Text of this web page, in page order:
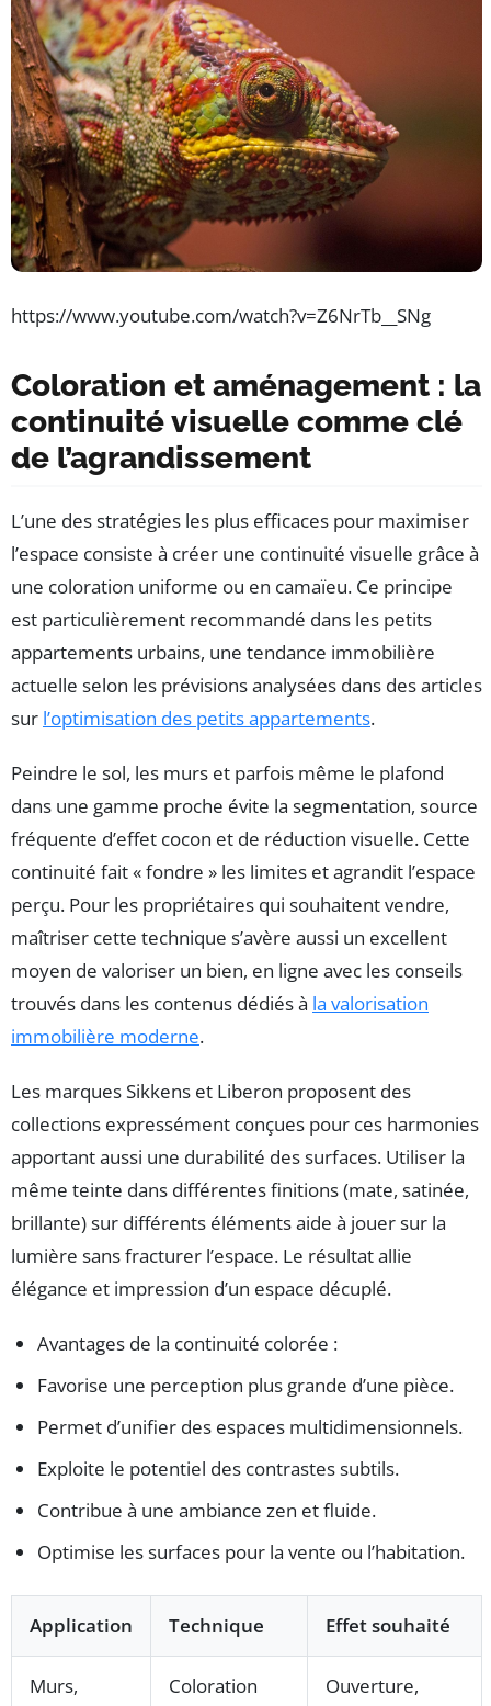
https://www.youtube.com/watch?v=Z6NrTb__SNg
Coloration et aménagement : la
continuité visuelle comme clé
de l’agrandissement
L’une des stratégies les plus efficaces pour maximiser
l’espace consiste à créer une continuité visuelle grâce à
une coloration uniforme ou en camaïeu. Ce principe
est particulièrement recommandé dans les petits
appartements urbains, une tendance immobilière
actuelle selon les prévisions analysées dans des articles
sur l’optimisation des petits appartements.
Peindre le sol, les murs et parfois même le plafond
dans une gamme proche évite la segmentation, source
fréquente d’effet cocon et de réduction visuelle. Cette
continuité fait « fondre » les limites et agrandit l’espace
perçu. Pour les propriétaires qui souhaitent vendre,
maîtriser cette technique s’avère aussi un excellent
moyen de valoriser un bien, en ligne avec les conseils
trouvés dans les contenus dédiés à la valorisation
immobilière moderne.
Les marques Sikkens et Liberon proposent des
collections expressément conçues pour ces harmonies
apportant aussi une durabilité des surfaces. Utiliser la
même teinte dans différentes finitions (mate, satinée,
brillante) sur différents éléments aide à jouer sur la
lumière sans fracturer l’espace. Le résultat allie
élégance et impression d’un espace décuplé.
Avantages de la continuité colorée :
Favorise une perception plus grande d’une pièce.
Permet d’unifier des espaces multidimensionnels.
Exploite le potentiel des contrastes subtils.
Contribue à une ambiance zen et fluide.
Optimise les surfaces pour la vente ou l’habitation.
Application Technique Effet souhaité
Murs,
Coloration
Ouverture,